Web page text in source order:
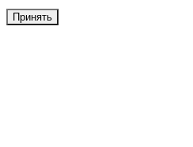
Принять